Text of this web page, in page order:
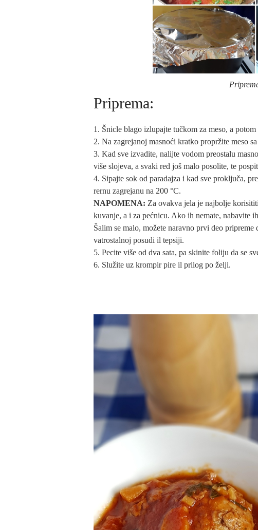
Priprema:
Šnicle blago izlupajte tučkom za meso, a
Na zagrejanoj masnoći kratko propržite meso
Kad sve izvadite, nalijte vodom preostalu
više slojeva, a svaki red još malo posolite, te
Sipajte sok od paradajza i kad sve proključa,
rernu zagrejanu na 200 °C.
NAPOMENA: Za ovakva jela je najbolje
kuvanje, a i za pećnicu. Ako ih nemate, nabavite
Šalim se malo, možete naravno prvi deo
vatrostalnoj posudi il tepsiji.
Pecite više od dva sata, pa skinite foliju da se
Služite uz krompir pire il prilog po želji.